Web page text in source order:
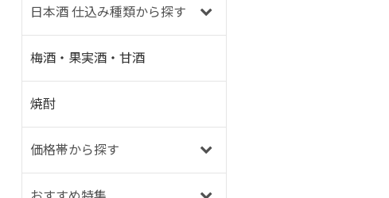
日本酒 仕込み種類から探す
梅酒・果実酒・甘酒
焼酎
価格帯から探す